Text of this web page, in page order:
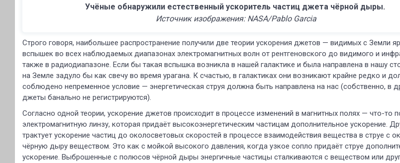
Учёные обнаружили естественный ускоритель частиц джета чёрной дыры.
Источник изображения: NASA/Pablo Garcia
Строго говоря, наибольшее распространение получили две теории ускорения джетов — видимых с Земли
вспышек во всех наблюдаемых диапазонах электромагнитных волн от рентгеновского до видимого и
также в радиодиапазоне. Если бы такая вспышка возникла в нашей галактике и была направлена в нашу
на Земле задуло бы как свечу во время урагана. К счастью, в галактиках они возникают крайне редко и
соблюдено непременное условие — энергетическая струя должна быть направлена на нас (собственно, в
джеты банально не регистрируются).
Согласно одной теории, ускорение джетов происходит в процессе изменений в магнитных полях — что-то
электромагнитную линзу, которая придаёт высокоэнергетическим частицам дополнительное ускорение.
трактует ускорение частиц до околосветовых скоростей в процессе взаимодействия вещества в струе с
чёрную дыру веществом. Это как с мойкой высокого давления, когда узкое сопло придаёт струе
ускорение. Выброшенные с полюсов чёрной дыры энергичные частицы сталкиваются с веществом или